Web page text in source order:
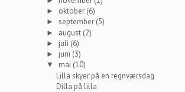
► oktober (6)
►september (5)
► august (2)
► juli (6)
► juni (3)
▼ mai (10)
Lilla skyer på en regnværsdag
Dilla på lilla